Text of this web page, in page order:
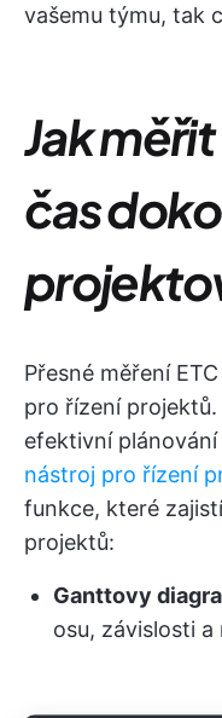
vašemu týmu, tak
Jak
čas
Přesné měření
pro řízení
efektivní
nástroj pro řízení
funkce, které
projektů:
Ganttovy
osu, závislosti